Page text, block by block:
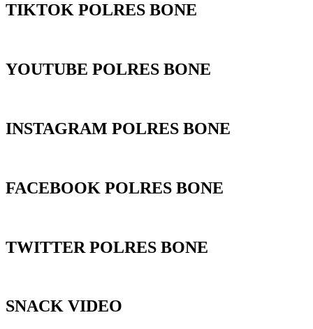
TIKTOK POLRES BONE
YOUTUBE POLRES BONE
INSTAGRAM POLRES BONE
FACEBOOK POLRES BONE
TWITTER POLRES BONE
SNACK VIDEO